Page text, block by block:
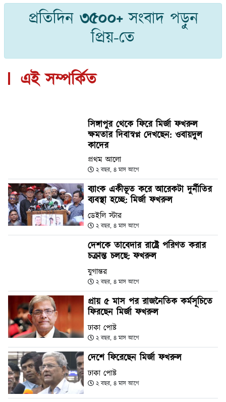
প্রতিদিন ৩৫০০+সংবাদ পড়ুন
প্রিয়-তে
এই সম্পর্কিত
সিঙ্গাপুর থেকে ফিরে মির্জা ফখরুল
ক্ষমতার দিবাস্বপ্ন দেখছেন: ওবায়দুল
কাদের
প্রথম আলো
২ বছর, ৪ মাস আগে
ব্যাংক একীভূত করে আরেকটা দুর্নীতির
ব্যবস্থা হচ্ছে: মির্জা ফখরুল
ডেইলি স্টার
২ বছর, ৪ মাস আগে
দেশকে তাবেদার রাষ্ট্রে পরিণত করার
চক্রান্ত চলছে: ফখরুল
যুগান্তর
২ বছর, ৪ মাস আগে
প্রায় ৫ মাস পর রাজনৈতিক কর্মসূচিতে
ফিরছেন মির্জা ফখরুল
ঢাকা পোষ্ট
২ বছর, ৪ মাস আগে
দেশে ফিরেছেন মির্জা ফখরুল
ঢাকা পোষ্ট
২ বছর, ৪ মাস আগে